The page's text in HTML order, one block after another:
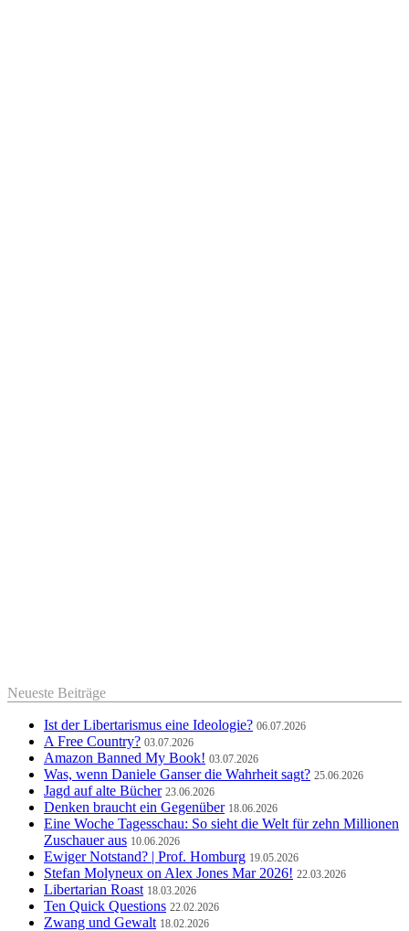
Neueste Beiträge
Ist der Libertarismus eine Ideologie? 06.07.2026
A Free Country? 03.07.2026
Amazon Banned My Book! 03.07.2026
Was, wenn Daniele Ganser die Wahrheit sagt? 25.06.2026
Jagd auf alte Bücher 23.06.2026
Denken braucht ein Gegenüber 18.06.2026
Eine Woche Tagesschau: So sieht die Welt für zehn Millionen
Zuschauer aus 10.06.2026
Ewiger Notstand? | Prof. Homburg 19.05.2026
Stefan Molyneux on Alex Jones Mar 2026! 22.03.2026
Libertarian Roast 18.03.2026
Ten Quick Questions 22.02.2026
Zwang und Gewalt 18.02.2026